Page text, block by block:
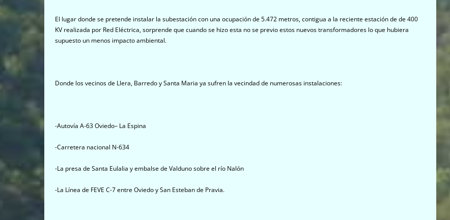
El lugar donde se pretende instalar la subestación con una ocupación de 5.472 metros, contigua a la reciente estación de de 400
KV realizada por Red Eléctrica, sorprende que cuando se hizo esta no se previo estos nuevos transformadores lo que hubiera
supuesto un menos impacto ambiental.
Donde los vecinos de Llera, Barredo y Santa Maria ya sufren la vecindad de numerosas instalaciones:
-Autovía A-63 Oviedo– La Espina
-Carretera nacional N-634
-La presa de Santa Eulalia y embalse de Valduno sobre el río Nalón
-La Línea de FEVE C-7 entre Oviedo y San Esteban de Pravia.